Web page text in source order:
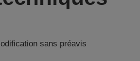
sans préavis